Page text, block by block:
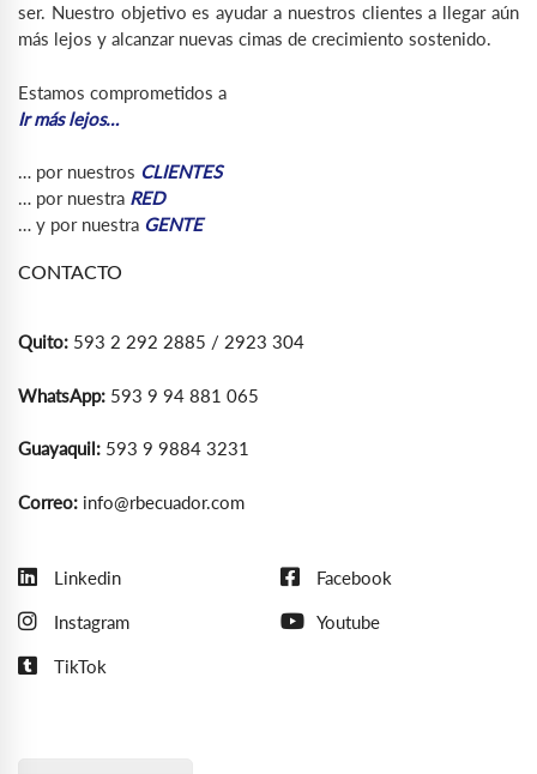
ser. Nuestro objetivo es ayudar a nuestros clientes a llegar aún
más lejos y alcanzar nuevas cimas de crecimiento sostenido.
Estamos comprometidos a
Ir más lejos…
… por nuestros CLIENTES
… por nuestra RED
… y por nuestra GENTE
CONTACTO
Quito: 593 2 292 2885 / 2923 304
WhatsApp: 593 9 94 881 065
Guayaquil: 593 9 9884 3231
Correo: info@rbecuador.com
Linkedin Facebook
Instagram Youtube
TikTok